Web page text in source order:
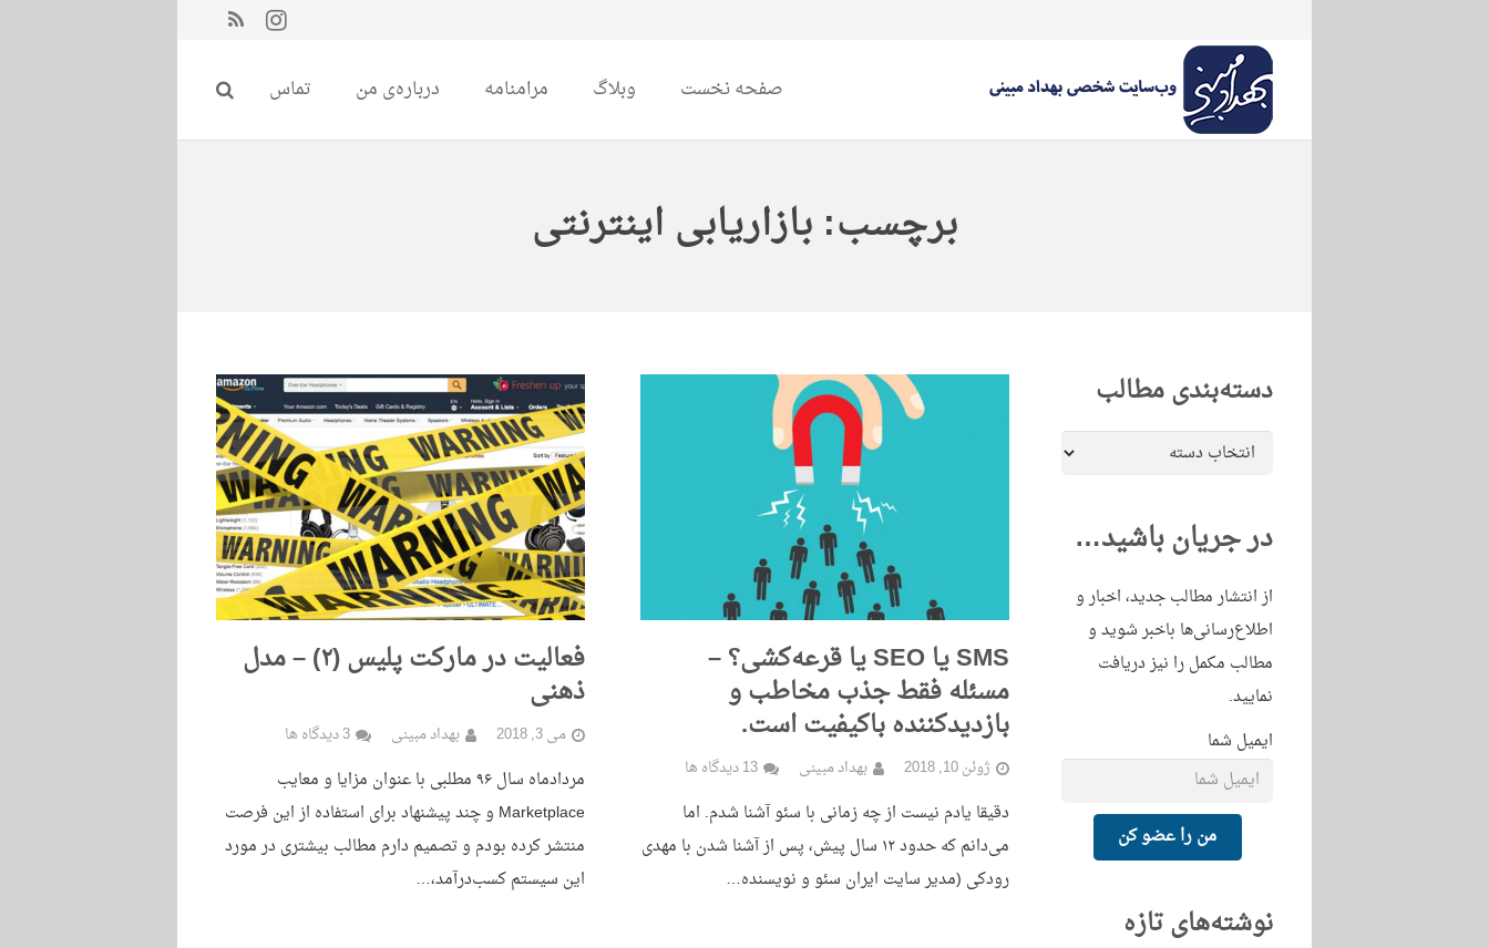
صفحه نخست وبلاگ مرامنامه درباره‌ی من تماس
برچسب: بازاریابی اینترنتی
SMS یا SEO یا قرعه‌کشی؟ –
مسئله فقط جذب مخاطب و
بازدیدکننده باکیفیت است.
ژوئن 10, 2018 بهداد مبینی 13 دیدگاه ها
دقیقا یادم نیست از چه زمانی با سئو آشنا شدم. اما
می‌دانم که حدود ۱۲ سال پیش، پس از آشنا شدن با مهدی
رودکی (مدیر سایت ایران سئو و نویسنده…
فعالیت در مارکت پلیس (۲) – مدل
ذهنی
می 3, 2018 بهداد مبینی 3 دیدگاه ها
مردادماه سال ۹۶ مطلبی با عنوان مزایا و معایب
Marketplace و چند پیشنهاد برای استفاده از این فرصت
منتشر کرده بودم و تصمیم دارم مطالب بیشتری در مورد
این سیستم کسب‌درآمد،…
دسته‌بندی مطالب
دسته‌بندی
در جریان باشید…
از انتشار مطالب جدید، اخبار و
اطلاع‌رسانی‌ها باخبر شوید و
مطالب مکمل را نیز دریافت
نمایید.
ایمیل شما
من را عضو کن
نوشته‌های تازه